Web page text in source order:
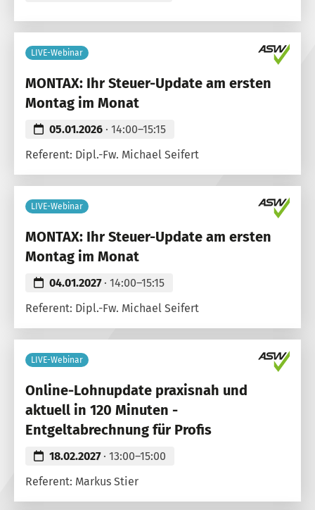
LIVE-Webinar
MONTAX: Ihr Steuer-Update am ersten
Montag im Monat
05.01.2026 · 14:00–15:15
Referent: Dipl.-Fw. Michael Seifert
LIVE-Webinar
MONTAX: Ihr Steuer-Update am ersten
Montag im Monat
04.01.2027· 14:00–15:15
Referent: Dipl.-Fw. Michael Seifert
LIVE-Webinar
Online-Lohnupdate praxisnah und
aktuell in 120 Minuten -
Entgeltabrechnung für Profis
18.02.2027· 13:00–15:00
Referent: Markus Stier